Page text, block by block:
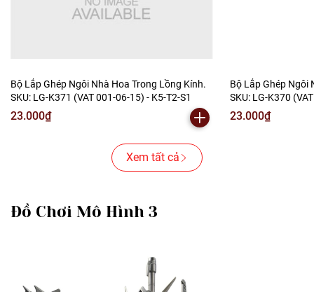
Bộ Lắp Ghép Ngôi Nhà Hoa Trong Lồng Kính.
SKU: LG-K371 (VAT 001-06-15) - K5-T2-S1
23.000₫
Bộ Lắp Ghép Ngôi
SKU: LG-K370
23.000₫
Xem tất cả
Đồ Chơi Mô Hình 3